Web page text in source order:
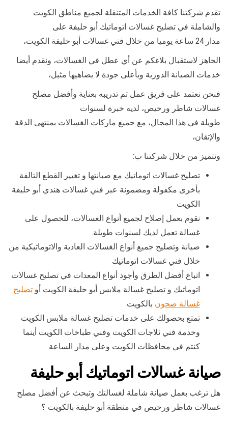
تقدم شركتنا كافة الخدمات المتنقلة لجميع مناطق الكويت
والشاملة في تصليح غسالات اتوماتيك أبو حليفة على
مدار 24 ساعة يوميا من خلال فني غسالات أبو حليفة الكويت،
الجاهز لاستقبال بلاغكم عن أي عطل في الغسالات، ونقدم أيضا
خدمات الصيانة الدورية وبأعلى جودة لا يضاهيها مثيل،
فنحن نعتمد على فريق عمل تم تدريبه بعناية وأفضل مصلح
غسالات شاطر ورخيص، لديه خبرة لسنوات
طويلة في هذا المجال، مع جميع ماركات الغسالات بمنتهى الدقة
والإتقان،
ونتميز من خلال شركتنا ب:
تصليح غسالات اتوماتيك مع صيانتها و تغيير القطع التالفة
بأخرى مكفولة ومضمونة عبر فني غسالات هندي أبو حليفة
الكويت
نقوم بعمل إصلاح لجميع أنواع الغسالات، للحصول على
غسالة تعمل لديك لسنوات طويلة.
صيانة وتصليح جميع أنواع الغسالات العادية والاتوماتيكية من
خلال فني غسالات اتوماتيك
اتباع أفضل الطرق وأجود أنواع المعدات في تصليح غسالات
اتوماتيك و تصليح غسالة ملابس أبو حليفة الكويت أو تصليح
غسالة صحون بالكويت
تمتع بحصولك على خدمات تصليح غسالة ملابس الكويت
وخدمة فني ثلاجات الكويت وفني طباخات الكويت أينما
كنتم في محافظات الكويت وعلى مدار الساعة
صيانة غسالات اتوماتيك أبو حليفة
هل ترغب بعمل صيانة شاملة لغسالتك وتبحث عن أفضل مصلح
غسالات شاطر ورخيص في منطقة أبو حليفة بالكويت ؟